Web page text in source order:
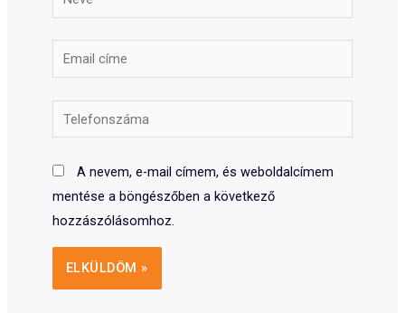
Email
címe
Telefonszáma
A nevem, e-mail címem, és weboldalcímem
mentése a böngészőben a következő
hozzászólásomhoz.